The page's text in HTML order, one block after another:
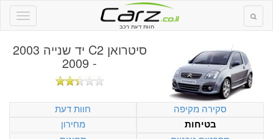
חוות דעת רכב
סיטרואן C2 יד שנייה 2003
- 2009
סקירה מקיפה
חוות דעת
בטיחות
מחירון